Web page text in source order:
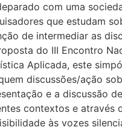
com uma
que estudam
de intermediar as
do III Encontro
Aplicada, este
discussões/ação
e a discussão
contextos e através
às vozes